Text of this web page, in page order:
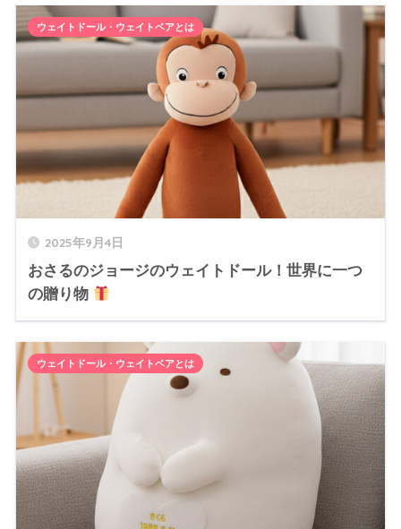
2025年9月4日
おさるのジョージのウェイトドール！世界に一つ
の贈り物
ウェイトドール・ウェイトベアとは
ウェイトドール・ウェイトベアとは